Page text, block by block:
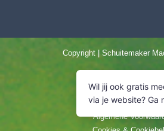
Copyright | Schuitemaker
Privacyverklaring
Disclaimer
Algemene